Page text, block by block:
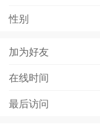
性别
加为好友
在线时间
最后访问